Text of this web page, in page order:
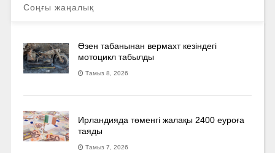
Соңғы жаңалық
Өзен табанынан вермахт кезіндегі
мотоцикл табылды
Тамыз 8, 2026
Ирландияда төменгі жалақы 2400 еуроға
таяды
Тамыз 7, 2026